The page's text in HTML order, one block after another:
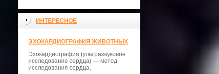
ИНТЕРЕСНОЕ
ЭХОКАРДИОГРАФИЯ ЖИВОТНЫХ
Эхокардиография (ультразвуковое
исследование сердца) — метод
исследования сердца,